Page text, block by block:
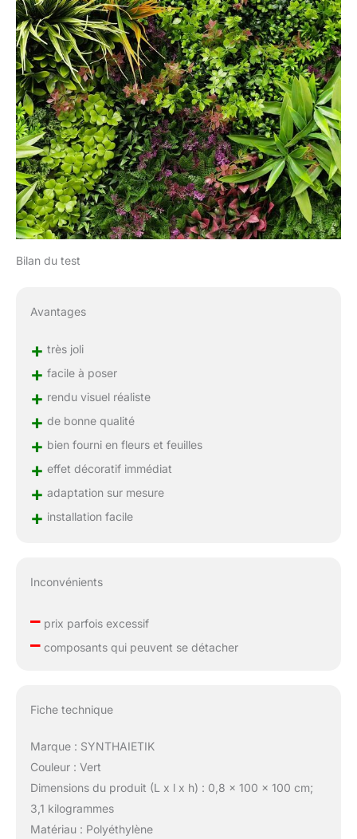
éléments sont également dé-
clipsables et
repositionnables, permettant
de créer une composition
végétale artificielle unique.
Les panneaux sont
également découpables,
vous permettant de mixer
nos différents types de murs.
Installation facile Clips en
quelques minutes Les
panneaux 1 m² se clipsent
entre eux ; fixez-les avec
serflex en extérieur ou
facile à installer, notre mur
végétal artificiel Wood Colors
entretenir. Il ne nécessite
une utilisation en extérieur.
Bilan du test
Avantages
+ très joli
+ facile à poser
+ rendu visuel réaliste
+ de bonne qualité
+ bien fourni en fleurs et feuilles
+ effet décoratif immédiat
+ adaptation sur mesure
+ installation facile
Inconvénients
–prix parfois excessif
–composants qui peuvent se détacher
Fiche technique
Marque : SYNTHAIETIK
Couleur : Vert
Dimensions du produit (L x l x h) : 0,8 x 100 x 100 cm;
3,1 kilogrammes
Matériau : Polyéthylène